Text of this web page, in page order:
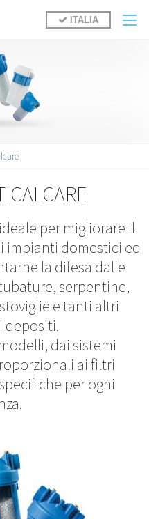
ITALIA
per migliorare il
impianti domestici ed
la difesa dalle
serpentine,
e tanti altri
depositi.
dai sistemi
ai filtri
per ogni